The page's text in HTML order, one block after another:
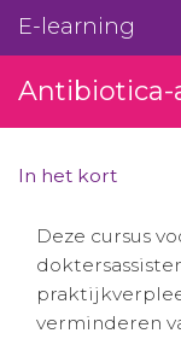
Projecten
Contact
E-learning
Antibiotica-
In het kort
Deze cursus
verminderen